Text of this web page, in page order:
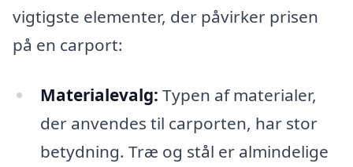
vigtigste elementer, der påvirker prisen
på en carport:
Materialevalg: Typen af materialer,
der anvendes til carporten, har stor
betydning. Træ og stål er almindelige